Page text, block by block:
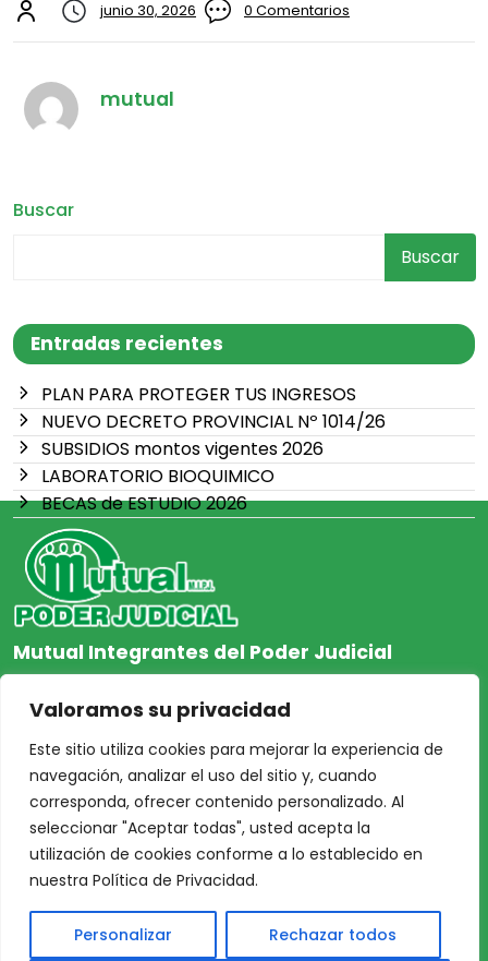
Valoramos su privacidad
Este sitio utiliza cookies para mejorar la experiencia de
navegación, analizar el uso del sitio y, cuando
corresponda, ofrecer contenido personalizado. Al
seleccionar "Aceptar todas", usted acepta la
utilización de cookies conforme a lo establecido en
nuestra Política de Privacidad.
Personalizar Rechazar todos
Buscar
Buscar
Entradas recientes
PLAN PARA PROTEGER TUS INGRESOS
NUEVO DECRETO PROVINCIAL Nº 1014/26
SUBSIDIOS montos vigentes 2026
LABORATORIO BIOQUIMICO
BECAS de ESTUDIO 2026
junio 30, 2026 0 Comentarios
mutual
Mutual Integrantes del Poder Judicial
afiliacion@mjpj.org.ar
+54 9 342 467-4510
NOSOTROS
Inicio
Acceso Asociados
Nosotros
CENTRO DE AYUDA
Protección de Datos
Personales